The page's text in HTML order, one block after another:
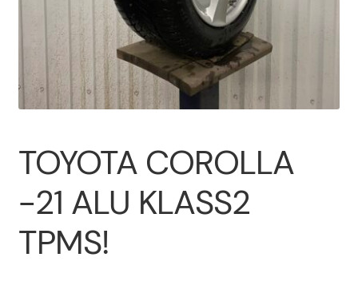
PROFIL
Vanliga frågor
Varukorg
TOYOTA COROLLA
-21 ALU KLASS2
TPMS!